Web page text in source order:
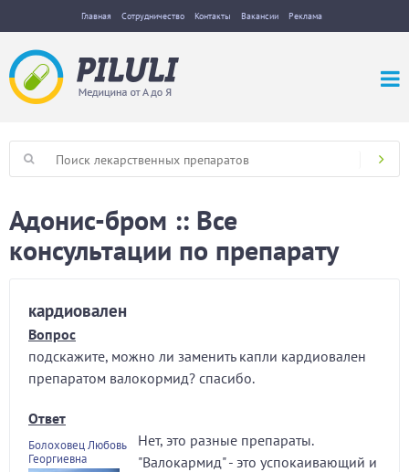
Главная Сотрудничество Контакты Вакансии Реклама
Адонис-бром :: Все
консультации по препарату
кардиовален
Вопрос
подскажите, можно ли заменить капли кардиовален
препаратом валокормид? спасибо.
Ответ
Болоховец Любовь
Георгиевна
Нет, это разные препараты.
"Валокармид" - это успокаивающий и